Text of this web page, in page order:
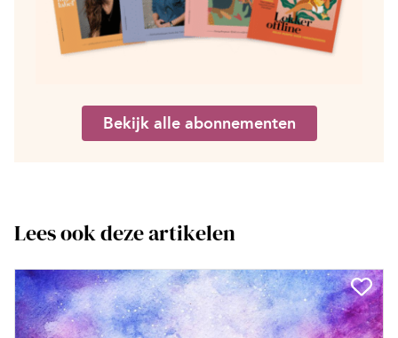
Bekijk alle abonnementen
Lees ook deze artikelen